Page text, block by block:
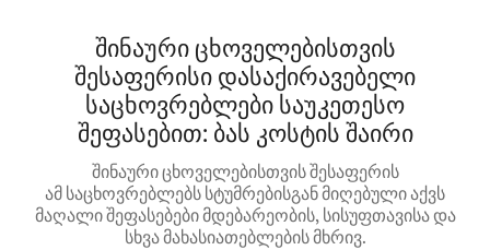
შინაური ცხოველებისთვის
შესაფერისი დასაქირავებელი
საცხოვრებლები საუკეთესო
შეფასებით: ბას კოსტის შაირი
შინაური ცხოველებისთვის შესაფერის
ამ საცხოვრებლებს სტუმრებისგან მიღებული აქვს
მაღალი შეფასებები მდებარეობის, სისუფთავისა და
სხვა მახასიათებლების მხრივ.